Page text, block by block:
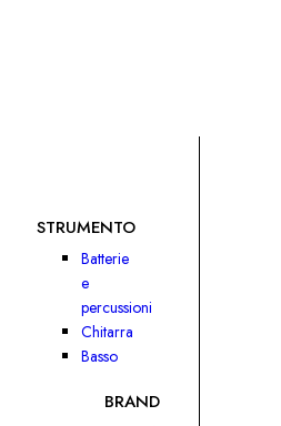
STRUMENTO
Batterie
e
percussioni
Chitarra
Basso
BRAND